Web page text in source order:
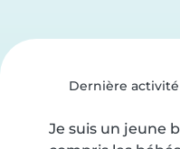
Dernière activité
Je suis un jeune